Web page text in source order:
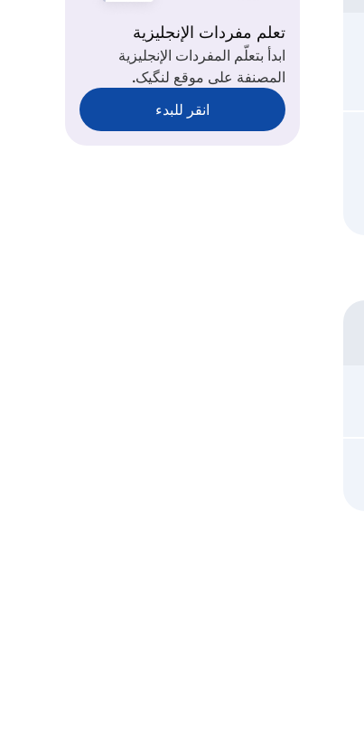
تعلم مفردات الإنجليزية
ابدأ بتعلّم المفردات الإنجليزية
المصنفة على موقع لنگیک.
انقر للبدء